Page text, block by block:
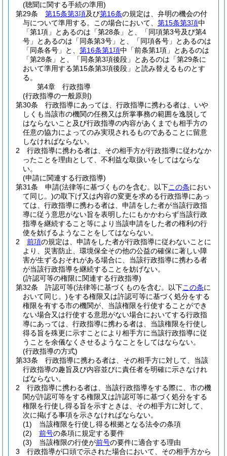
(聴聞に関する手続の準用)
第29条
第15条第3項及び第16条の規定は、弁明の機会の付
与について準用する。
この場合において、 第15条第3項中
「第1項」とあるのは「第28条」と、「同項第3号及び第4
号」とあるのは「同条第3号」と、「同項各号」とあるのは
「同条各号」と、 第16条第1項中「前条第1項」とあるのは
「第28条」と、「同条第3項後段」とあるのは「第29条に
おいて準用する第15条第3項後段」と読み替えるものとす
る。
第4章
行政指導
(行政指導の一般原則)
第30条
行政指導にあっては、行政指導に携わる者は、いや
しくも当該市の機関の任務又は所掌事務の範囲を逸脱して
はならないこと及び行政指導の内容があくまでも相手方の
任意の協力によってのみ実現されるものであることに留意
しなければならない。
2
行政指導に携わる者は、その相手方が行政指導に従わなか
ったことを理由として、不利益な取扱いをしてはならな
い。
(申請に関連する行政指導)
第31条
申請(法律等に基づくものを含む。以下この条におい
て同じ。)の取下げ又は内容の変更を求める行政指導にあっ
ては、行政指導に携わる者は、申請をした者が当該行政指
導に従う意思がない旨を表明したにもかかわらず当該行政
指導を継続すること等により当該申請をした者の権利の行
使を妨げるようなことをしてはならない。
2
前項の規定は、申請をした者が行政指導に従わないことに
より、災害防止、環境保全その他の公益の確保に著しい障
害が生ずるおそれがある場合に、当該行政指導に携わる者
が当該行政指導を継続することを妨げない。
(許認可等の権限に関連する行政指導)
第32条
許認可等(法律等に基づくものを含む。以下この条に
おいて同じ。)をする権限又は許認可等に基づく処分をする
権限を有する市の機関が、当該権限を行使することができ
ない場合又は行使する意思がない場合においてする行政指
導にあっては、行政指導に携わる者は、当該権限を行使し
得る旨を殊更に示すことにより相手方に当該行政指導に従
うことを余儀なくさせるようなことをしてはならない。
(行政指導の方式)
第33条
行政指導に携わる者は、その相手方に対して、当該
行政指導の趣旨及び内容並びに責任者を明確に示さなけれ
ばならない。
2
行政指導に携わる者は、当該行政指導をする際に、市の機
関が許認可等をする権限又は許認可等に基づく処分をする
権限を行使し得る旨を示すときは、その相手方に対して、
次に掲げる事項を示さなければならない。
(1)
当該権限を行使し得る根拠となる法令の条項
(2)
前号の条項に規定する要件
(3)
当該権限の行使が前号の要件に適合する理由
3
行政指導が口頭で示された場合において、その相手方から